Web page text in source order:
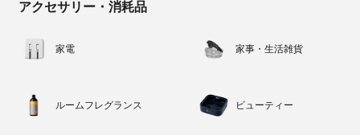
アクセサリー・消耗品
家電 家事・生活雑貨
ルームフレグランス ビューティー